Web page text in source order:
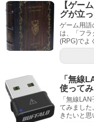
【ゲー
グが立
ゲーム用語
は、「フ
(RPG)でよ
「無線
使って
「無線
てみました
きたいと